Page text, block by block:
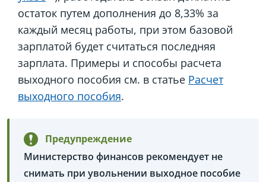
остаток путем дополнения до 8,33% за
каждый месяц работы, при этом базовой
зарплатой будет считаться последняя
зарплата. Примеры и способы расчета
выходного пособия см. в статье Расчет
выходного пособия.
Предупреждение
Министерство финансов рекомендует не
снимать при увольнении выходное пособие